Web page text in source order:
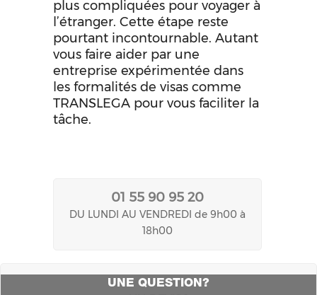
plus compliquées pour voyager à
l’étranger. Cette étape reste
pourtant incontournable. Autant
vous faire aider par une
entreprise expérimentée dans
les formalités de visas comme
TRANSLEGA pour vous faciliter la
tâche.
01 55 90 95 20
DU LUNDI AU VENDREDI de 9h00 à
18h00
UNE QUESTION?